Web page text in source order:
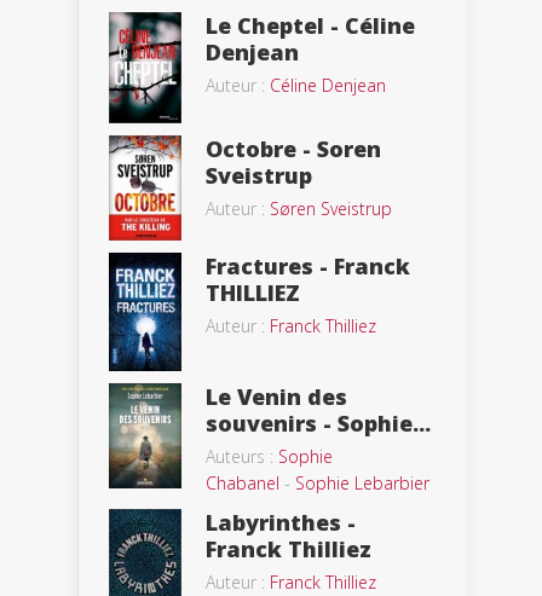
Le Cheptel - Céline
Denjean
Auteur : Céline Denjean
Octobre - Soren
Sveistrup
Auteur : Søren Sveistrup
Fractures - Franck
THILLIEZ
Auteur : Franck Thilliez
Le Venin des
souvenirs - Sophie...
Auteurs : Sophie
Chabanel - Sophie Lebarbier
Labyrinthes -
Franck Thilliez
Auteur : Franck Thilliez